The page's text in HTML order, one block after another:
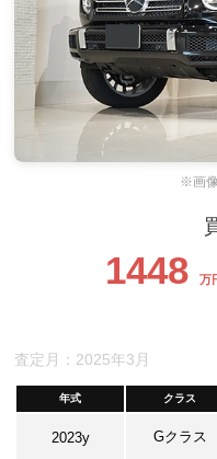
※画
1448 万
査定月：2025年3月
年式 クラス
2023y Gクラス